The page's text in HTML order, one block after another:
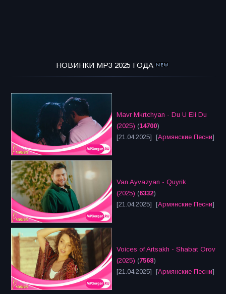
НОВИНКИ MP3 2025 ГОДА
Mavr Mkrtchyan - Du U Eli Du
(2025) (14700)
[21.04.2025] [Армянские Песни]
Van Ayvazyan - Quyrik
(2025) (6332)
[21.04.2025] [Армянские Песни]
Voices of Artsakh - Shabat Orov
(2025) (7568)
[21.04.2025] [Армянские Песни]